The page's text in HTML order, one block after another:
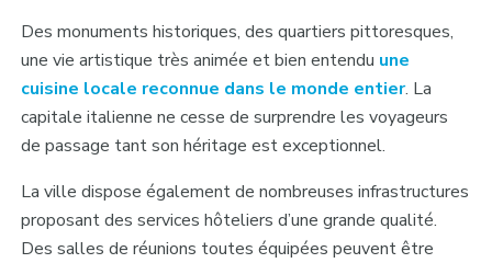
Des monuments historiques, des quartiers pittoresques,
une vie artistique très animée et bien entendu une
cuisine locale reconnue dans le monde entier. La
capitale italienne ne cesse de surprendre les voyageurs
de passage tant son héritage est exceptionnel.
La ville dispose également de nombreuses infrastructures
proposant des services hôteliers d’une grande qualité.
Des salles de réunions toutes équipées peuvent être